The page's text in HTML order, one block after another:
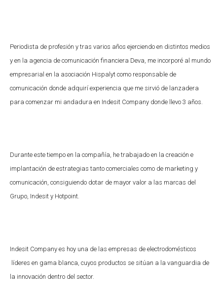
Periodista de profesión y tras varios años ejerciendo en distintos medios
y en la agencia de comunicación financiera Deva, me incorporé al mundo
empresarial en la asociación Hispalyt como responsable de
comunicación donde adquirí experiencia que me sirvió de lanzadera
para comenzar mi andadura en Indesit Company donde llevo 3 años.
Durante este tiempo en la compañía, he trabajado en la creación e
implantación de estrategias tanto comerciales como de marketing y
comunicación, consiguiendo dotar de mayor valor a las marcas del
Grupo, Indesit y Hotpoint.
Indesit Company es hoy una de las empresas de electrodomésticos
líderes en gama blanca, cuyos productos se sitúan a la vanguardia de
la innovación dentro del sector.